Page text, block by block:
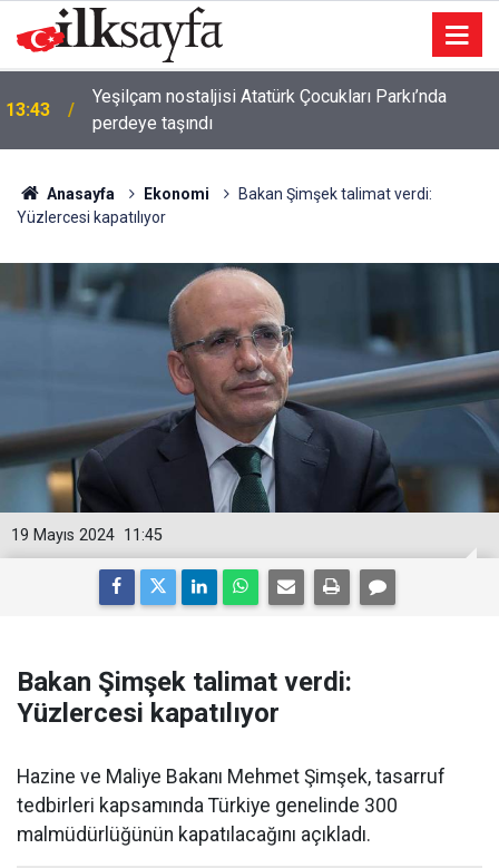
13:43
Yeşilçam nostaljisi Atatürk Çocukları Parkı’nda
perdeye taşındı
Anasayfa Ekonomi
Bakan Şimşek talimat verdi:
Yüzlercesi kapatılıyor
11:45
19 Mayıs 2024
Bakan Şimşek talimat verdi:
Yüzlercesi kapatılıyor
Hazine ve Maliye Bakanı Mehmet Şimşek, tasarruf
tedbirleri kapsamında Türkiye genelinde 300
malmüdürlüğünün kapatılacağını açıkladı.